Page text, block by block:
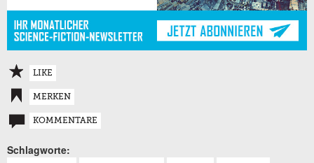
LIKE
MERKEN
KOMMENTARE
Schlagworte: